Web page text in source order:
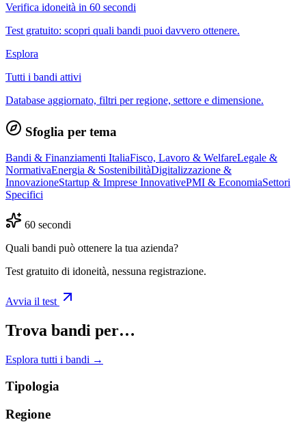
Verifica idoneità in 60 secondi
Test gratuito: scopri quali bandi puoi davvero ottenere.
Esplora
Tutti i bandi attivi
Database aggiornato, filtri per regione, settore e dimensione.
Sfoglia per tema
Bandi & Finanziamenti ItaliaFisco, Lavoro & WelfareLegale &
NormativaEnergia & SostenibilitàDigitalizzazione &
InnovazioneStartup & Imprese InnovativePMI & EconomiaSettori
Specifici
60 secondi
Quali bandi può ottenere la tua azienda?
Test gratuito di idoneità, nessuna registrazione.
Avvia il test
Trova bandi per…
Esplora tutti i bandi →
Tipologia
Regione